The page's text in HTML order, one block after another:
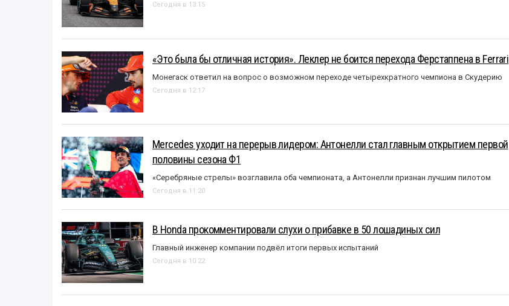
Сегодня в 13:15
«Это была бы отличная история». Леклер не боится перехода Ферстаппена в Ferrari
Монегаск ответил на вопрос о возможном переходе четырехкратного чемпиона в Скудерию
Сегодня в 12:17
Mercedes уходит на перерыв лидером: Антонелли стал главным открытием первой
половины сезона Ф1
«Серебряные стрелы» возглавила оба чемпионата, а Антонелли признан лучшим пилотом
Сегодня в 11:20
В Honda прокомментировали слухи о прибавке в 50 лошадиных сил
Главный инженер компании подвёл итоги первых испытаний
Сегодня в 10:22